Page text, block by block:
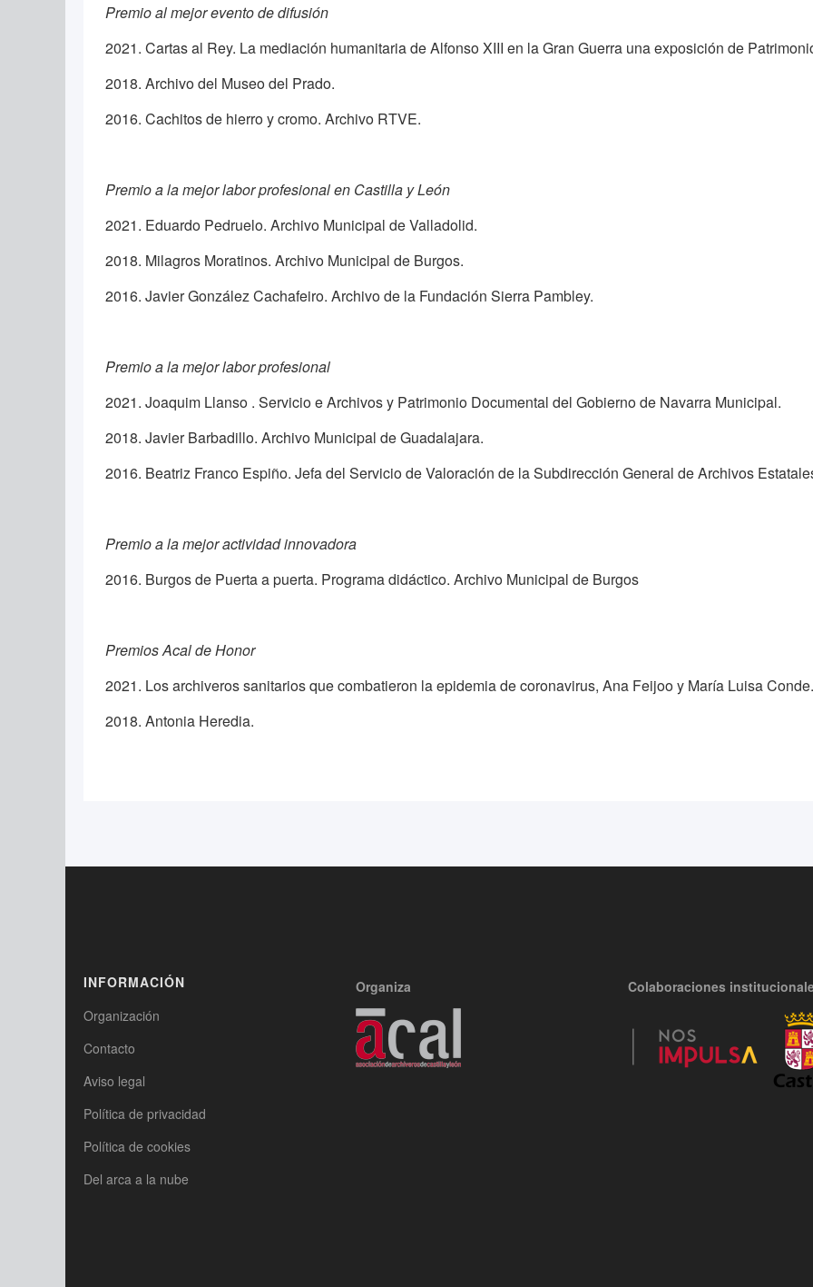
Premio al mejor evento de difusión
2021. Cartas al Rey. La mediación humanitaria de Alfonso XIII en la Gran Guerra una exposición de
2018. Archivo del Museo del Prado.
2016. Cachitos de hierro y cromo. Archivo RTVE.
Premio a la mejor labor profesional en Castilla y León
2021. Eduardo Pedruelo. Archivo Municipal de Valladolid.
2018. Milagros Moratinos. Archivo Municipal de Burgos.
2016. Javier González Cachafeiro. Archivo de la Fundación Sierra Pambley.
Premio a la mejor labor profesional
2021. Joaquim Llanso . Servicio e Archivos y Patrimonio Documental del Gobierno de Navarra Municipal.
2018. Javier Barbadillo. Archivo Municipal de Guadalajara.
2016. Beatriz Franco Espiño. Jefa del Servicio de Valoración de la Subdirección General de Archivos
Premio a la mejor actividad innovadora
2016. Burgos de Puerta a puerta. Programa didáctico. Archivo Municipal de Burgos
Premios Acal de Honor
2021. Los archiveros sanitarios que combatieron la epidemia de coronavirus, Ana Feijoo y María Luisa Conde.
2018. Antonia Heredia.
INFORMACIÓN
Organización
Contacto
Aviso legal
Política de privacidad
Política de cookies
Del arca a la nube
Organiza Colaboraciones